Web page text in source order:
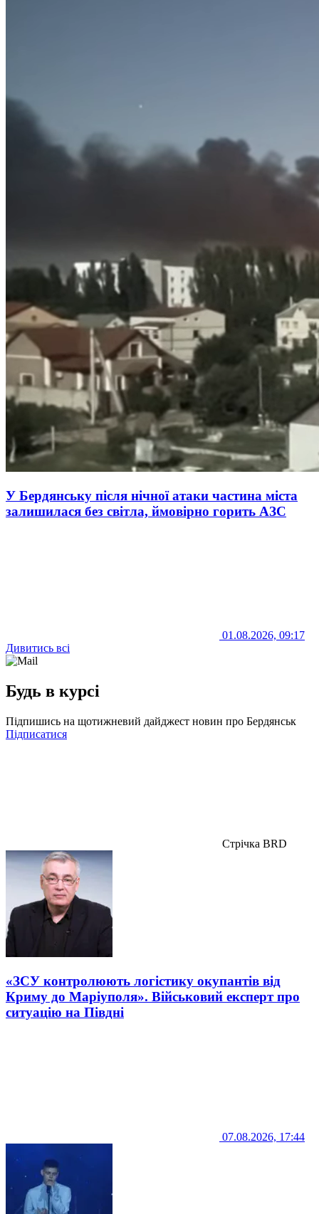
У Бердянську після нічної атаки частина міста
залишилася без світла, ймовірно горить АЗС
01.08.2026, 09:17
Дивитись всі
Будь в курсі
Підпишись на щотижневий дайджест новин про Бердянськ
Підписатися
Стрічка BRD
«ЗСУ контролюють логістику окупантів від
Криму до Маріуполя». Військовий експерт про
ситуацію на Півдні
07.08.2026, 17:44